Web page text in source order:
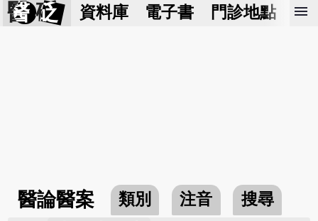
醫 砭 資料庫 電子書 門診地點 預
menu
醫論醫案 類別 注音
搜尋